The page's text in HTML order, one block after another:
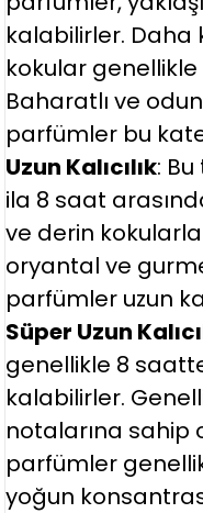
kalabilirler. Daha
kokular
Baharatlı ve
parfümler bu
Uzun Kalıcılık:
ila 8 saat
ve derin
oryantal ve
parfümler uzun
Süper Uzun
genellikle 8
kalabilirler.
notalarına sahip
parfümler
yoğun